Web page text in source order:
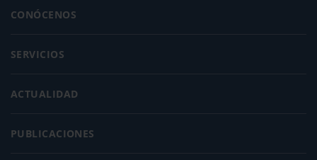
CONÓCENOS
SERVICIOS
ACTUALIDAD
PUBLICACIONES